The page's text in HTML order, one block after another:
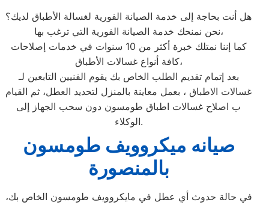
هل أنت بحاجة إلى خدمة الصيانة الفورية لغسالة الأطباق لديك؟
نحن نمنحك خدمة الصيانة الفورية التي ترغب بها،
كما إننا نمتلك خبرة أكثر من 10 سنوات في خدمات إصلاحات
كافة أنواع غسالات الأطباق،
بعد إتمام تقديم الطلب الخاص بك يقوم الفنيين التابعين لـ
غسالات الاطباق ، بعمل معاينة بالمنزل لتحديد العطل، ثم القيام
ب اصلاح غسالات اطباق طومسون دون سحب الجهاز إلى
الوكلاء.
صيانه ميكروويف طومسون
بالمنصورة
في حالة حدوث أي عطل في مايكروويف طومسون الخاص بك،